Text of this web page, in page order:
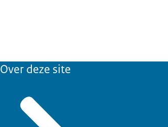
Over deze site